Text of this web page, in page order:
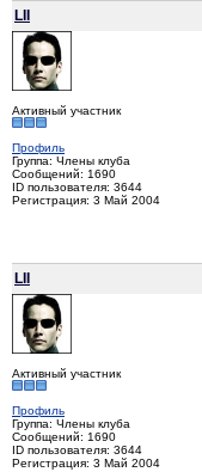
LII
Активный участник
Профиль
Группа: Члены клуба
Сообщений: 1690
ID пользователя: 3644
Регистрация: 3 Май 2004
LII
Активный участник
Профиль
Группа: Члены клуба
Сообщений: 1690
ID пользователя: 3644
Регистрация: 3 Май 2004